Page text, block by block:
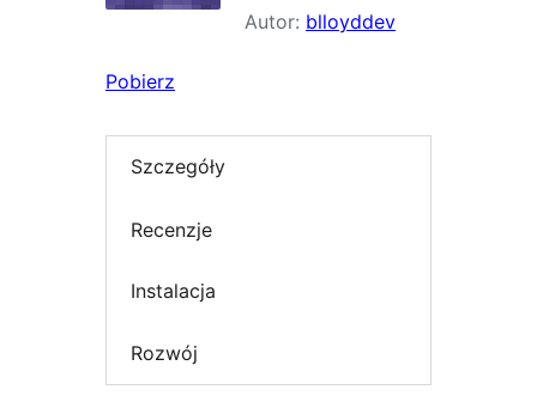
Autor: blloyddev
Pobierz
Szczegóły
Recenzje
Instalacja
Rozwój